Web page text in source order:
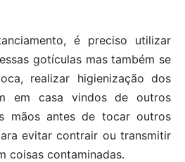
é preciso utilizar
gotículas mas também se
realizar higienização dos
em casa vindos de outros
mãos antes de tocar outros
evitar contrair ou transmitir
coisas contaminadas.